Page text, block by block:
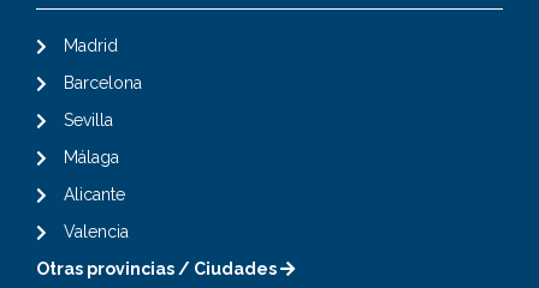
Madrid
Barcelona
Sevilla
Málaga
Alicante
Valencia
Otras provincias / Ciudades